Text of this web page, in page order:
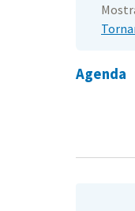
Agenda